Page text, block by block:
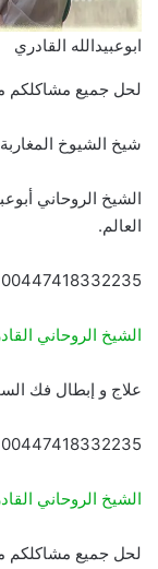
ابوعبيدالله القادري
لحل جميع مشاكلكم
شيخ الشيوخ المغاربة
الشيخ الروحاني
العالم.
00447418332235
الشيخ الروحاني
علاج و إبطال فك
00447418332235
الشيخ الروحاني
لحل جميع مشاكلكم